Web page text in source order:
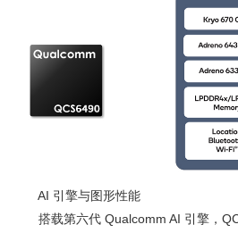
AI 引擎与图形性能
搭载第六代 Qualcomm AI 引擎，